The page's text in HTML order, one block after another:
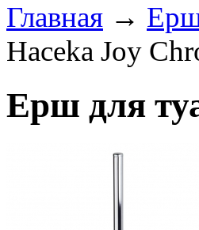
Главная →
Haceka Joy
Ерш для